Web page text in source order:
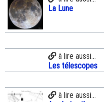
La Lune
à lire aussi...
Les télescopes
à lire aussi...